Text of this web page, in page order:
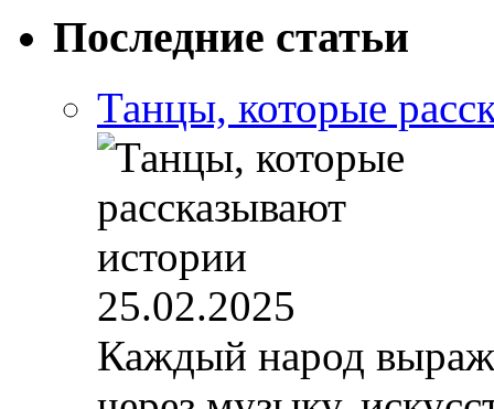
Последние статьи
Танцы, которые
25.02.2025
Каждый народ